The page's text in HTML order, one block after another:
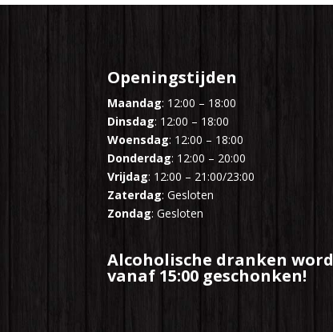
Openingstijden
Maandag: 12:00 – 18:00
Dinsdag: 12:00 – 18:00
Woensdag: 12:00 – 18:00
Donderdag: 12:00 – 20:00
Vrijdag: 12:00 – 21:00/23:00
Zaterdag: Gesloten
Zondag: Gesloten
Alcoholische dranken
vanaf 15:00 geschonken!